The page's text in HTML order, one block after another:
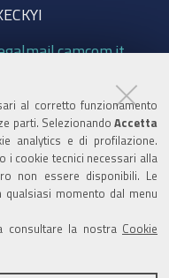
al corretto funzionamento
parti. Selezionando Accetta
analytics e di profilazione.
i cookie tecnici necessari alla
non essere disponibili. Le
momento dal menu
consultare la nostra Cookie